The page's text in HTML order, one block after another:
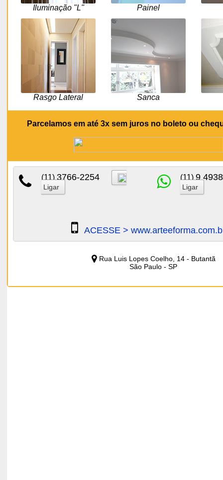
Iluminação "L" Painel
Rasgo Lateral Sanca
Parcelamos em até 3x sem juros no boleto ou
(11) 3766-2254
Ligar
(11)9
Ligar
ACESSE >
Rua Luis Lopes Coelho, 14 - Butantã
São Paulo - SP